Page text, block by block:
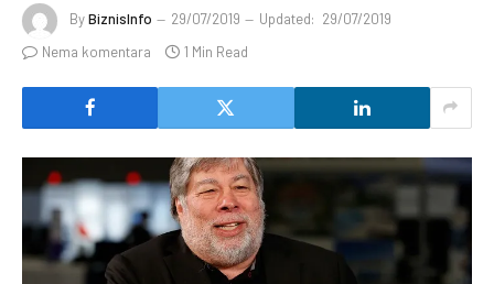
ByBiznisInfo 29/07/2019 Updated: 29/07/2019
Nema komentara
1 Min Read